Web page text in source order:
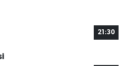
21:30